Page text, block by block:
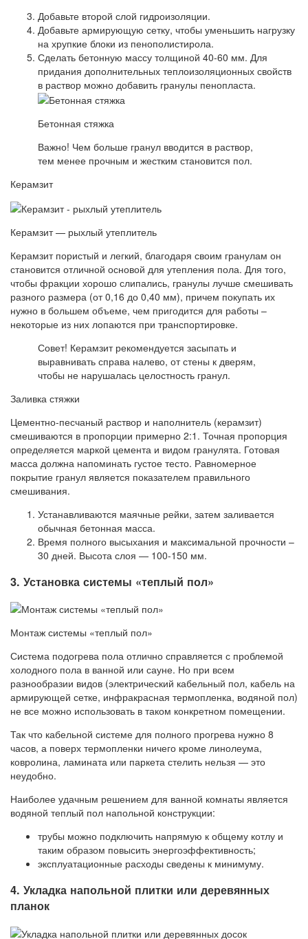
Добавьте второй слой гидроизоляции.
Добавьте армирующую сетку, чтобы уменьшить нагрузку
на хрупкие блоки из пенополистирола.
Сделать бетонную массу толщиной 40-60 мм. Для
придания дополнительных теплоизоляционных свойств
в раствор можно добавить гранулы пенопласта.
Бетонная стяжка
Важно! Чем больше гранул вводится в раствор,
тем менее прочным и жестким становится пол.
Керамзит
Керамзит — рыхлый утеплитель
Керамзит пористый и легкий, благодаря своим гранулам он
становится отличной основой для утепления пола. Для того,
чтобы фракции хорошо слипались, гранулы лучше смешивать
разного размера (от 0,16 до 0,40 мм), причем покупать их
нужно в большем объеме, чем пригодится для работы –
некоторые из них лопаются при транспортировке.
Совет! Керамзит рекомендуется засыпать и
выравнивать справа налево, от стены к дверям,
чтобы не нарушалась целостность гранул.
Заливка стяжки
Цементно-песчаный раствор и наполнитель (керамзит)
смешиваются в пропорции примерно 2:1. Точная пропорция
определяется маркой цемента и видом гранулята. Готовая
масса должна напоминать густое тесто. Равномерное
покрытие гранул является показателем правильного
смешивания.
Устанавливаются маячные рейки, затем заливается
обычная бетонная масса.
Время полного высыхания и максимальной прочности –
30 дней. Высота слоя — 100-150 мм.
3. Установка системы «теплый пол»
Монтаж системы «теплый пол»
Система подогрева пола отлично справляется с проблемой
холодного пола в ванной или сауне. Но при всем
разнообразии видов (электрический кабельный пол, кабель на
армирующей сетке, инфракрасная термопленка, водяной пол)
не все можно использовать в таком конкретном помещении.
Так что кабельной системе для полного прогрева нужно 8
часов, а поверх термопленки ничего кроме линолеума,
ковролина, ламината или паркета стелить нельзя — это
неудобно.
Наиболее удачным решением для ванной комнаты является
водяной теплый пол напольной конструкции:
трубы можно подключить напрямую к общему котлу и
таким образом повысить энергоэффективность;
эксплуатационные расходы сведены к минимуму.
4. Укладка напольной плитки или деревянных
планок